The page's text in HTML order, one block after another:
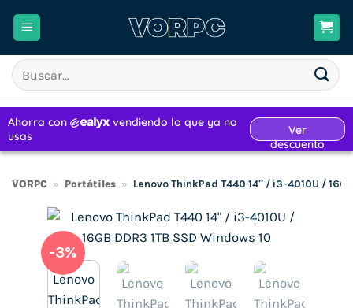
Buscar
por:
VORPC » Portátiles » Lenovo ThinkPad T440 14″ / i3-4010U /
-3%